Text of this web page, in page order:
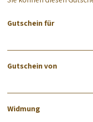
Gutschein für
Gutschein von
Widmung